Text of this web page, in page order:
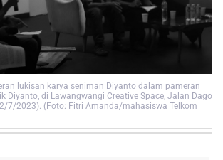
lukisan karya seniman Diyanto dalam pameran
Diyanto, di Lawangwangi Creative Space, Jalan Dago
7/2023). (Foto: Fitri Amanda/mahasiswa Telkom